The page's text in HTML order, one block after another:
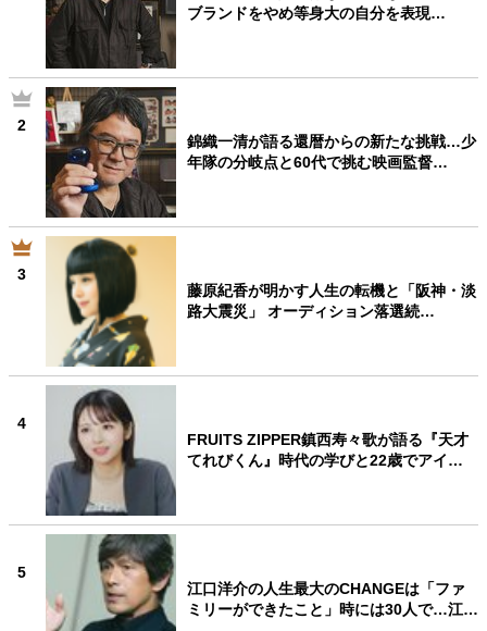
ブランドをやめ等身大の自分を表現…
2
錦織一清が語る還暦からの新たな挑戦…少
年隊の分岐点と60代で挑む映画監督…
3
藤原紀香が明かす人生の転機と「阪神・淡
路大震災」 オーディション落選続…
4
FRUITS ZIPPER鎮西寿々歌が語る『天才
てれびくん』時代の学びと22歳でアイ…
5
江口洋介の人生最大のCHANGEは「ファ
ミリーができたこと」時には30人で…江…